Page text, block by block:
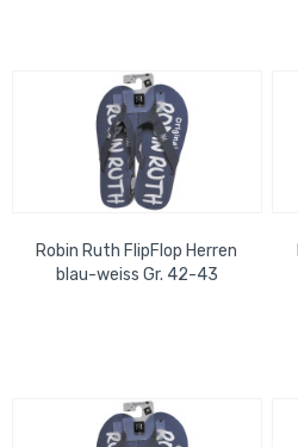
Robin Ruth FlipFlop Herren
blau-weiss Gr. 42-43